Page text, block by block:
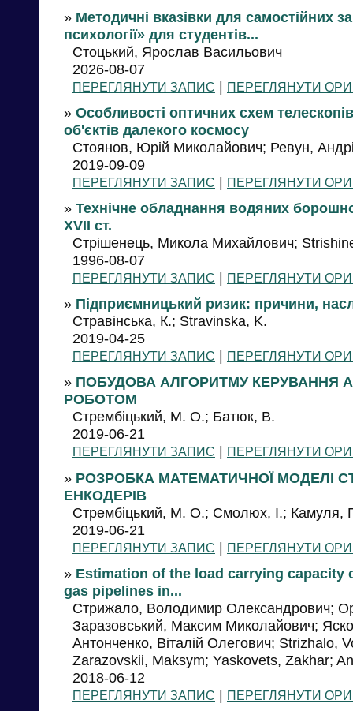
» Методичні вказівки для самостійних
психології» для студентів...
Стоцький, Ярослав Васильович
2026-08-07
ПЕРЕГЛЯНУТИ ЗАПИС | ПЕРЕГЛЯНУТИ
» Особливості оптичних схем
об'єктів далекого космосу
Стоянов, Юрій Миколайович; Ревун,
2019-09-09
ПЕРЕГЛЯНУТИ ЗАПИС | ПЕРЕГЛЯНУТИ
» Технічне обладнання водяних
XVII ст.
Стрішенець, Микола Михайлович;
1996-08-07
ПЕРЕГЛЯНУТИ ЗАПИС | ПЕРЕГЛЯНУТИ
» Підприємницький ризик: причини,
Стравінська, К.; Stravinska, K.
2019-04-25
ПЕРЕГЛЯНУТИ ЗАПИС | ПЕРЕГЛЯНУТИ
» ПОБУДОВА АЛГОРИТМУ КЕРУВАННЯ
РОБОТОМ
Стрембіцький, М. О.; Батюк, В.
2019-06-21
ПЕРЕГЛЯНУТИ ЗАПИС | ПЕРЕГЛЯНУТИ
» РОЗРОБКА МАТЕМАТИЧНОЇ МОДЕЛІ
ЕНКОДЕРІВ
Стрембіцький, М. О.; Смолюх, І.; Камуля,
2019-06-21
ПЕРЕГЛЯНУТИ ЗАПИС | ПЕРЕГЛЯНУТИ
» Estimation of the load carrying capacity
gas pipelines in...
Стрижало, Володимир Олександрович;
Заразовський, Максим Миколайович;
Антонченко, Віталій Олегович; Strizhalo,
Zarazovskii, Maksym; Yaskovets, Zakhar;
2018-06-12
ПЕРЕГЛЯНУТИ ЗАПИС | ПЕРЕГЛЯНУТИ